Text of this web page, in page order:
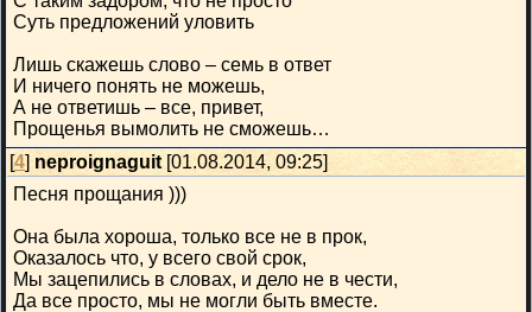
Суть предложений уловить
Лишь скажешь слово – семь в ответ
И ничего понять не можешь,
А не ответишь – все, привет,
Прощенья вымолить не сможешь…
[4] neproignaguit [01.08.2014, 09:25]
Песня прощания )))
Она была хороша, только все не в прок,
Оказалось что, у всего свой срок,
Мы зацепились в словах, и дело не в чести,
Да все просто, мы не могли быть вместе.